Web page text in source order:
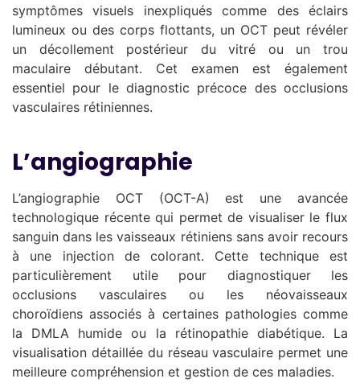
symptômes visuels inexpliqués comme des éclairs
lumineux ou des corps flottants, un OCT peut révéler
un décollement postérieur du vitré ou un trou
maculaire débutant. Cet examen est également
essentiel pour le diagnostic précoce des occlusions
vasculaires rétiniennes.
L’angiographie
L’angiographie OCT (OCT-A) est une avancée
technologique récente qui permet de visualiser le flux
sanguin dans les vaisseaux rétiniens sans avoir recours
à une injection de colorant. Cette technique est
particulièrement utile pour diagnostiquer les
occlusions vasculaires ou les néovaisseaux
choroïdiens associés à certaines pathologies comme
la DMLA humide ou la rétinopathie diabétique. La
visualisation détaillée du réseau vasculaire permet une
meilleure compréhension et gestion de ces maladies.